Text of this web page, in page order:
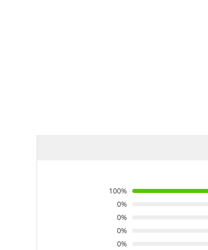
100%
0%
0%
0%
0%